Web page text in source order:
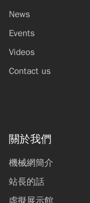
News
Events
Videos
Contact us
關於我們
機械網簡介
站長的話
虛擬展示館